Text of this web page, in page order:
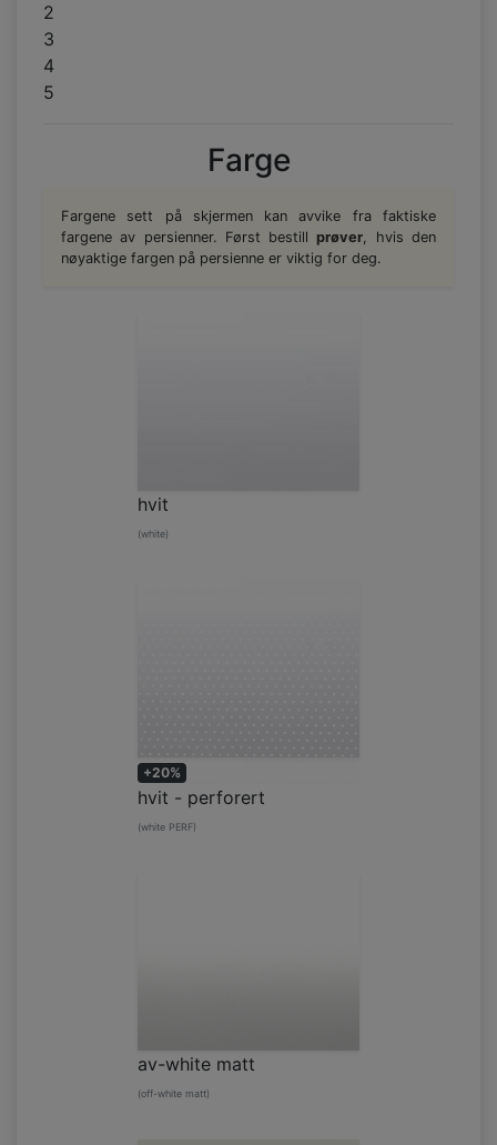
2
3
4
5
Farge
Fargene sett på skjermen kan avvike fra faktiske
fargene av persienner. Først bestillprøver, hvis den
nøyaktige fargen på persienne er viktig for deg.
hvit
(white)
+20%
hvit - perforert
(white PERF)
av-white matt
(off-white matt)